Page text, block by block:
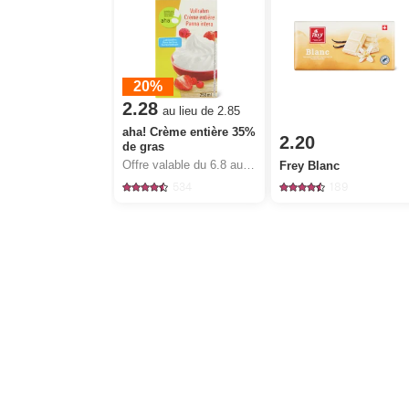
20%
2.28 au lieu de 2.85
aha! Crème entière 35%
de gras
Offre valable du 6.8 au 12.8.2026, jusqu’à épuisement du stock.
2.20
Frey Blanc